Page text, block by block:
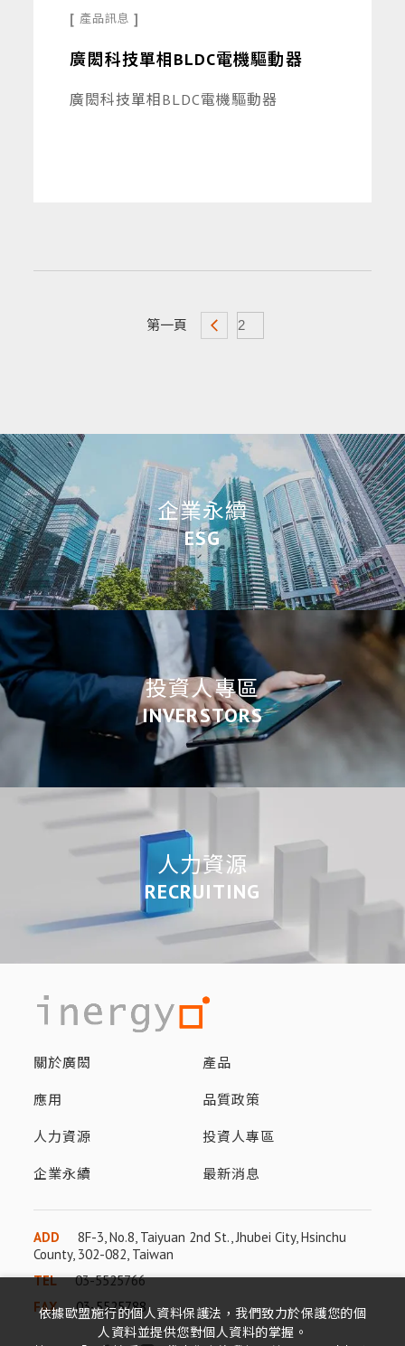
[ 產品訊息 ]
廣閎科技單相BLDC電機驅動器
廣閎科技單相BLDC電機驅動器
第一頁
企業永續
ESG
投資人專區
INVERSTORS
人力資源
RECRUITING
關於廣閎 產品
應用 品質政策
人力資源 投資人專區
企業永續 最新消息
ADD
8F-3, No.8, Taiyuan 2nd St., Jhubei City, Hsinchu
County, 302-082, Taiwan
TEL
03-5525766
FAX
03-5525788
依據歐盟施行的個人資料保護法，我們致力於保護您的個
人資料並提供您對個人資料的掌握。